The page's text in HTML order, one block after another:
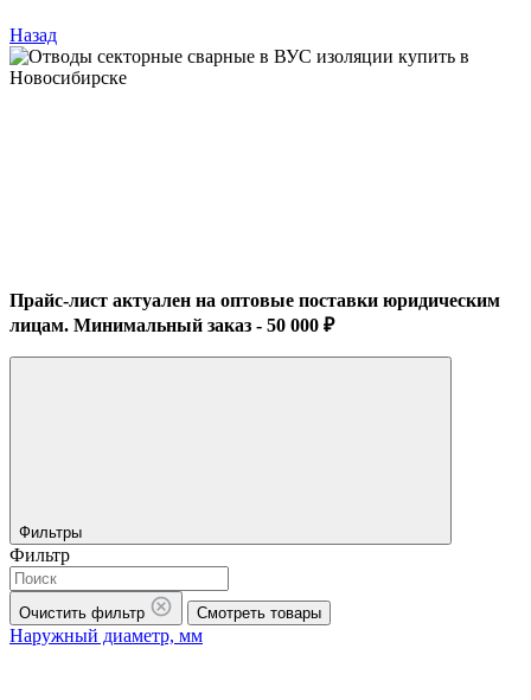
Назад
Прайс-лист актуален на оптовые поставки юридическим
лицам. Минимальный заказ - 50 000 ₽
Фильтры
Фильтр
Очистить фильтр Смотреть товары
Наружный диаметр, мм